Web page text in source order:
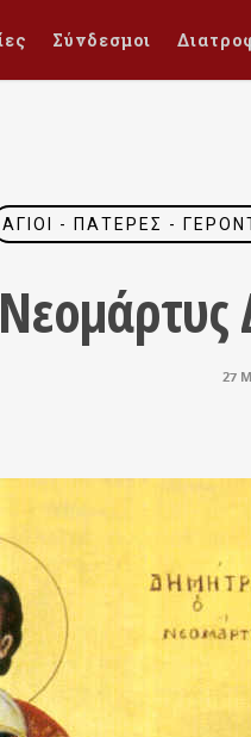
Σύνδεσμοι
ΆΓΙΟΙ - ΠΑΤΈΡΕΣ -
27